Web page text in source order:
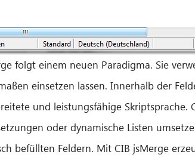
folgt einem neuen Paradigma. Sie
einsetzen lassen. Innerhalb der
und leistungsfähige
oder dynamische Listen
befüllten Feldern. Mit CIB jsMerge